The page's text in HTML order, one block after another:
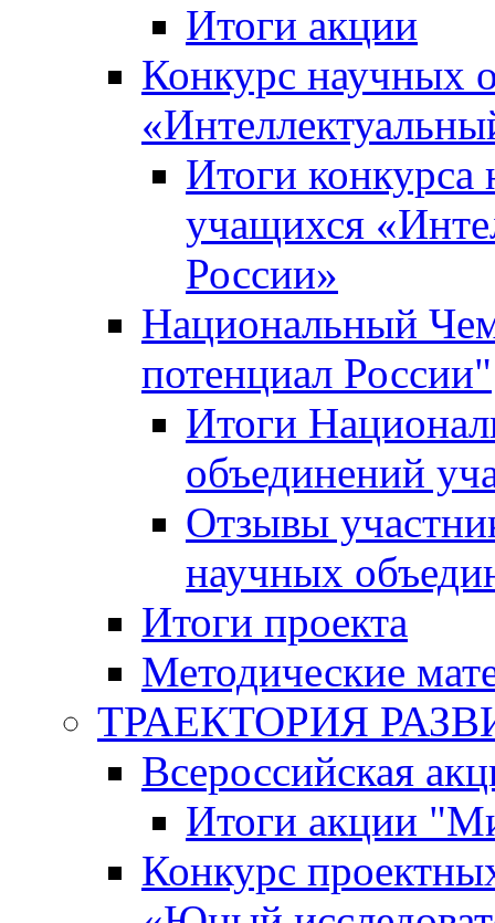
Итоги акции
Конкурс научных
Итоги
учащихся
России»
Национальный
потенциал России"
Итоги
объединений
Отзывы
научных
Итоги проекта
Методические
ТРАЕКТОРИЯ
Всероссийская
Итоги акции
Конкурс